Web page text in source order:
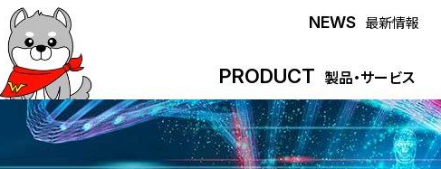
NEWS 最新情報
PRODUCT 製品・サービス